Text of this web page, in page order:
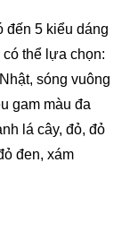
đến 5 kiểu dáng
thể lựa chọn:
sóng vuông
gam màu đa
lá cây, đỏ, đỏ
đen, xám